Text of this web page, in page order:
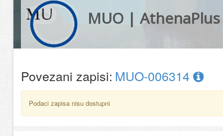
MUO | AthenaPlus
Povezani zapisi: MUO-006314
Podaci zapisa nisu dostupni